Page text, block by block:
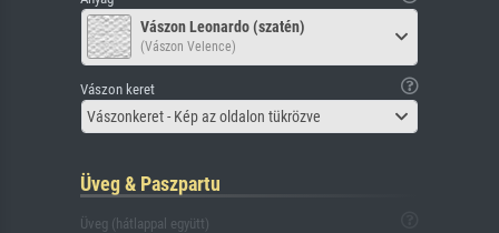
Vászon Leonardo (szatén)
(Vászon Velence)
Vászon keret
Vászonkeret - Kép az oldalon tükrözve
Üveg & Paszpartu
Üveg (hátlappal együtt)